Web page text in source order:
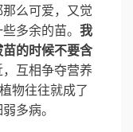
么可爱，又觉
多余的苗。 我
的时候不要含
互相争夺营养
物往往就成了
多病。